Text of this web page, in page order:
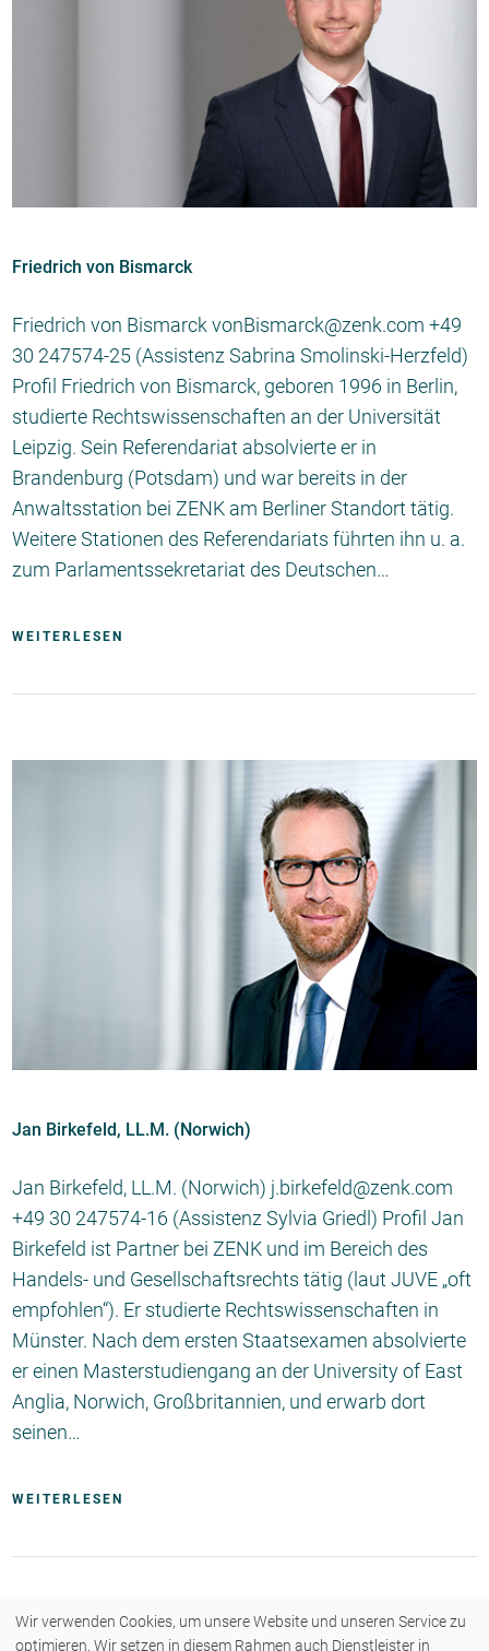
Friedrich von Bismarck
Friedrich von Bismarck vonBismarck@zenk.com +49
30 247574-25 (Assistenz Sabrina Smolinski-Herzfeld)
Profil Friedrich von Bismarck, geboren 1996 in Berlin,
studierte Rechtswissenschaften an der Universität
Leipzig. Sein Referendariat absolvierte er in
Brandenburg (Potsdam) und war bereits in der
Anwaltsstation bei ZENK am Berliner Standort tätig.
Weitere Stationen des Referendariats führten ihn u. a.
zum Parlamentssekretariat des Deutschen…
WEITERLESEN
Jan Birkefeld, LL.M. (Norwich)
Jan Birkefeld, LL.M. (Norwich) j.birkefeld@zenk.com
+49 30 247574-16 (Assistenz Sylvia Griedl) Profil Jan
Birkefeld ist Partner bei ZENK und im Bereich des
Handels- und Gesellschaftsrechts tätig (laut JUVE „oft
empfohlen“). Er studierte Rechtswissenschaften in
Münster. Nach dem ersten Staatsexamen absolvierte
er einen Masterstudiengang an der University of East
Anglia, Norwich, Großbritannien, und erwarb dort
seinen…
WEITERLESEN
Wir verwenden Cookies, um unsere Website und unseren Service zu
optimieren. Wir setzen in diesem Rahmen auch Dienstleister in